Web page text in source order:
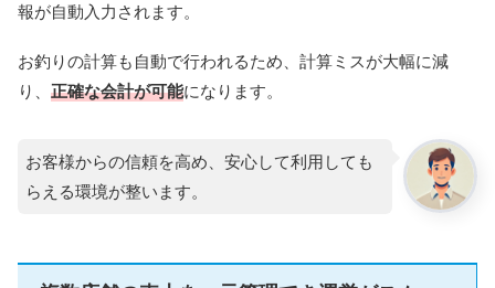
報が自動入力されます。
お釣りの計算も自動で行われるため、計算ミスが大幅に減
り、 正確な会計が可能になります。
お客様からの信頼を高め、安心して利用しても
らえる環境が整います。